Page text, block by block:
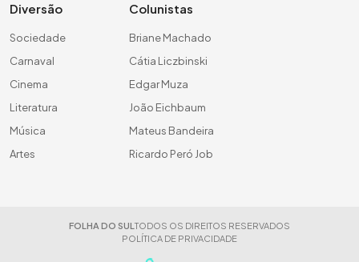
Diversão
Sociedade
Carnaval
Cinema
Literatura
Música
Artes
Colunistas
Briane Machado
Cátia Liczbinski
Edgar Muza
João Eichbaum
Mateus Bandeira
Ricardo Peró Job
FOLHA DO SUL TODOS OS DIREITOS RESERVADOS
POLÍTICA DE PRIVACIDADE